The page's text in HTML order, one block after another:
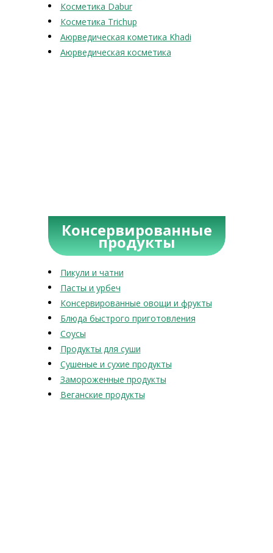
Косметика Dabur
Косметика Trichup
Аюрведическая кометика Khadi
Аюрведическая косметика
Консервированные
продукты
Пикули и чатни
Пасты и урбеч
Консервированные овощи и фрукты
Блюда быстрого приготовления
Соусы
Продукты для суши
Сушеные и сухие продукты
Замороженные продукты
Веганские продукты